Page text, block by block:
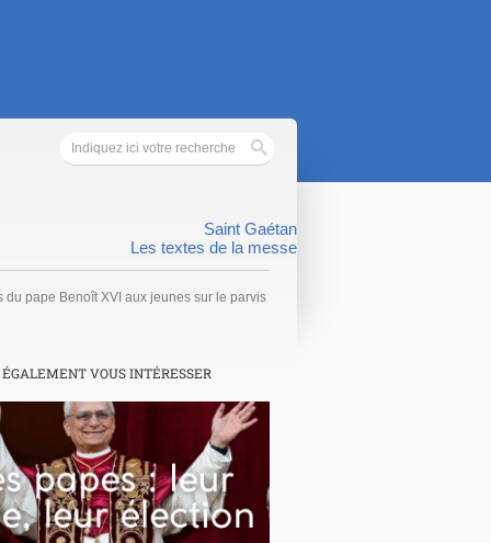
Saint Gaétan
Les textes de la messe
du pape Benoît XVI aux jeunes sur le parvis
VOUS INTÉRESSER